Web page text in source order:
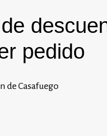
pedido
de Casafuego